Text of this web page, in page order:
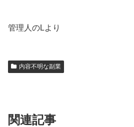
管理人のLより
内容不明な副業
関連記事